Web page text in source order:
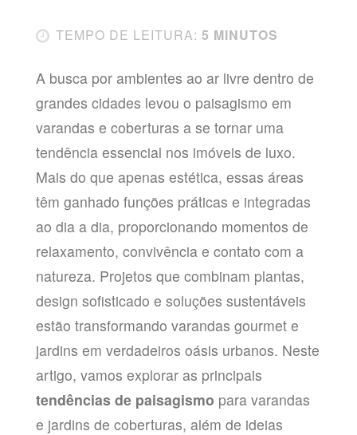
TEMPO DE LEITURA: 5 MINUTOS
A busca por ambientes ao ar livre dentro de
grandes cidades levou o paisagismo em
varandas e coberturas a se tornar uma
tendência essencial nos imóveis de luxo.
Mais do que apenas estética, essas áreas
têm ganhado funções práticas e integradas
ao dia a dia, proporcionando momentos de
relaxamento, convivência e contato com a
natureza. Projetos que combinam plantas,
design sofisticado e soluções sustentáveis
estão transformando varandas gourmet e
jardins em verdadeiros oásis urbanos. Neste
artigo, vamos explorar as principais
tendências de paisagismo para varandas
e jardins de coberturas, além de ideias